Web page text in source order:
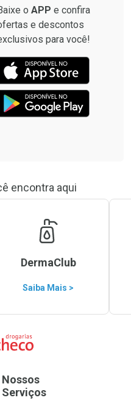
o APP e confira
e descontos
para você!
encontra aqui
DermaClub
Saiba Mais >
Nossos
Serviços